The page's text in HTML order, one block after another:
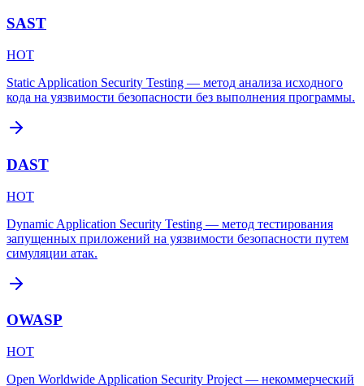
SAST
HOT
Static Application Security Testing — метод анализа исходного
кода на уязвимости безопасности без выполнения программы.
DAST
HOT
Dynamic Application Security Testing — метод тестирования
запущенных приложений на уязвимости безопасности путем
симуляции атак.
OWASP
HOT
Open Worldwide Application Security Project — некоммерческий